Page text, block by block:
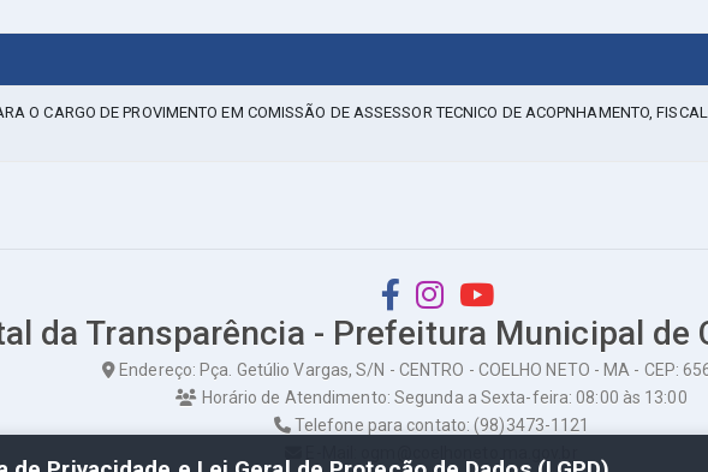
O CARGO DE PROVIMENTO EM COMISSÃO DE ASSESSOR TECNICO DE ACOPNHAMENTO,
da Transparência - Prefeitura Municipal de
Endereço: Pça. Getúlio Vargas, S/N - CENTRO - COELHO NETO - MA - CEP:
Horário de Atendimento: Segunda a Sexta-feira: 08:00 às 13:00
Telefone para contato: (98)3473-1121